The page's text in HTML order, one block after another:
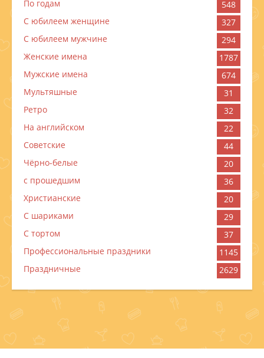
По годам
548
C юбилеем женщине
327
C юбилеем мужчине
294
Женские имена
1787
Мужские имена
674
Мультяшные
31
Ретро
32
На английском
22
Советские
44
Чёрно-белые
20
с прошедшим
36
Христианские
20
С шариками
29
С тортом
37
Профессиональные праздники
1145
Праздничные
2629